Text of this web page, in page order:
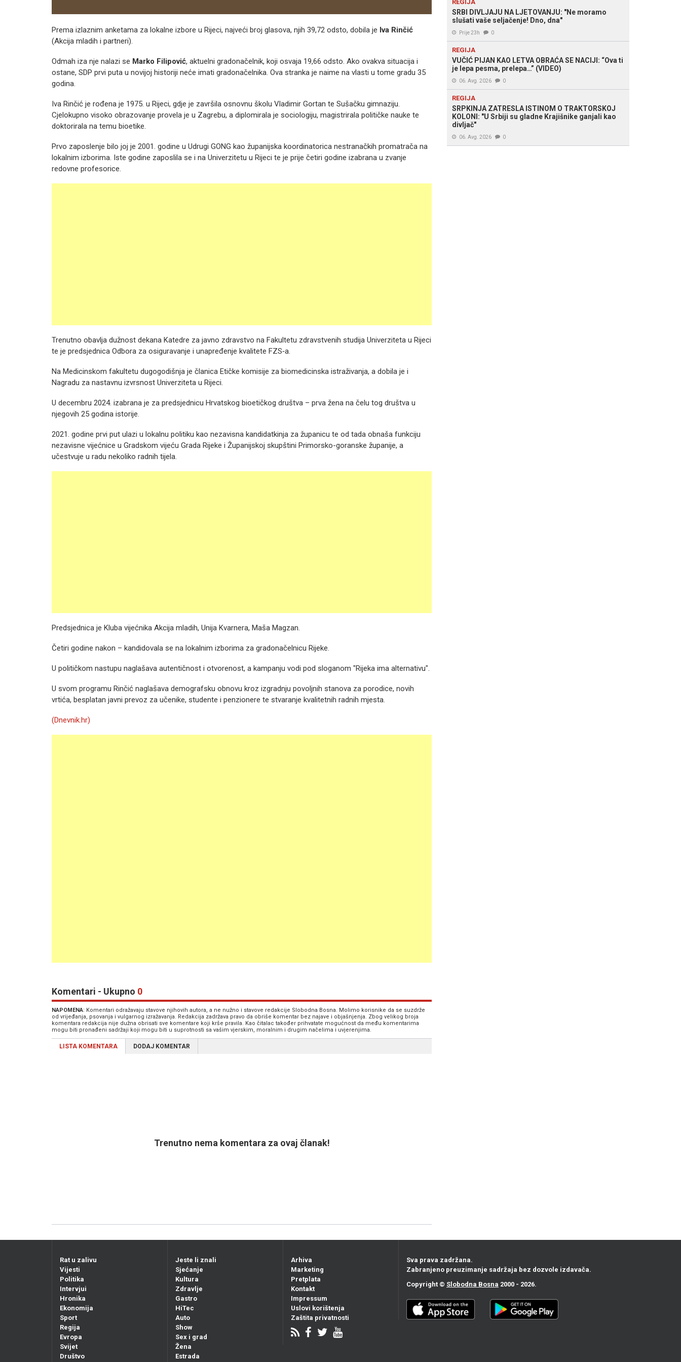
Prema izlaznim anketama za lokalne izbore u Rijeci, najveći broj glasova, njih 39,72 odsto, dobila je Iva Rinčić
(Akcija mladih i partneri).
Odmah iza nje nalazi se Marko Filipović, aktuelni gradonačelnik, koji osvaja 19,66 odsto. Ako ovakva situacija i
ostane, SDP prvi puta u novijoj historiji neće imati gradonačelnika. Ova stranka je naime na vlasti u tome gradu 35
godina.
Iva Rinčić je rođena je 1975. u Rijeci, gdje je završila osnovnu školu Vladimir Gortan te Sušačku gimnaziju.
Cjelokupno visoko obrazovanje provela je u Zagrebu, a diplomirala je sociologiju, magistrirala političke nauke te
doktorirala na temu bioetike.
Prvo zaposlenje bilo joj je 2001. godine u Udrugi GONG kao županijska koordinatorica nestranačkih promatrača na
lokalnim izborima. Iste godine zaposlila se i na Univerzitetu u Rijeci te je prije četiri godine izabrana u zvanje
redovne profesorice.
Trenutno obavlja dužnost dekana Katedre za javno zdravstvo na Fakultetu zdravstvenih studija Univerziteta u Rijeci
te je predsjednica Odbora za osiguravanje i unapređenje kvalitete FZS‑a.
Na Medicinskom fakultetu dugogodišnja je članica Etičke komisije za biomedicinska istraživanja, a dobila je i
Nagradu za nastavnu izvrsnost Univerziteta u Rijeci.
U decembru 2024. izabrana je za predsjednicu Hrvatskog bioetičkog društva – prva žena na čelu tog društva u
njegovih 25 godina istorije.
2021. godine prvi put ulazi u lokalnu politiku kao nezavisna kandidatkinja za županicu te od tada obnaša funkciju
nezavisne vijećnice u Gradskom vijeću Grada Rijeke i Županijskoj skupštini Primorsko-goranske županije, a
učestvuje u radu nekoliko radnih tijela.
Predsjednica je Kluba vijećnika Akcija mladih, Unija Kvarnera, Maša Magzan.
Četiri godine nakon – kandidovala se na lokalnim izborima za gradonačelnicu Rijeke.
U političkom nastupu naglašava autentičnost i otvorenost, a kampanju vodi pod sloganom "Rijeka ima alternativu".
U svom programu Rinčić naglašava demografsku obnovu kroz izgradnju povoljnih stanova za porodice, novih
vrtića, besplatan javni prevoz za učenike, studente i penzionere te stvaranje kvalitetnih radnih mjesta.
(Dnevnik.hr)
Komentari - Ukupno 0
NAPOMENA: Komentari odražavaju stavove njihovih autora, a ne nužno i stavove redakcije Slobodna Bosna. Molimo korisnike da se suzdrže
od vrijeđanja, psovanja i vulgarnog izražavanja. Redakcija zadržava pravo da obriše komentar bez najave i objašnjenja. Zbog velikog broja
komentara redakcija nije dužna obrisati sve komentare koji krše pravila. Kao čitalac također prihvatate mogućnost da među komentarima
mogu biti pronađeni sadržaji koji mogu biti u suprotnosti sa vašim vjerskim, moralnim i drugim načelima i uvjerenjima.
LISTA KOMENTARA DODAJ KOMENTAR
Trenutno nema komentara za ovaj članak!
REGIJA
SRBI DIVLJAJU NA LJETOVANJU: "Ne moramo
slušati vaše seljačenje! Dno, dna"
Prije 23h 0
REGIJA
VUČIĆ PIJAN KAO LETVA OBRAĆA SE NACIJI: “Ova ti
je lepa pesma, prelepa…” (VIDEO)
06. Avg. 2026 0
REGIJA
SRPKINJA ZATRESLA ISTINOM O TRAKTORSKOJ
KOLONI: "U Srbiji su gladne Krajišnike ganjali kao
divljač"
06. Avg. 2026 0
Rat u zalivu
Vijesti
Politika
Intervjui
Hronika
Ekonomija
Sport
Regija
Evropa
Svijet
Društvo
Jeste li znali
Sjećanje
Kultura
Zdravlje
Gastro
HiTec
Auto
Show
Sex i grad
Žena
Estrada
Arhiva
Marketing
Pretplata
Kontakt
Impressum
Uslovi korištenja
Zaštita privatnosti
Sva prava zadržana.
Zabranjeno preuzimanje sadržaja bez dozvole izdavača.
Copyright © Slobodna Bosna 2000 - 2026.